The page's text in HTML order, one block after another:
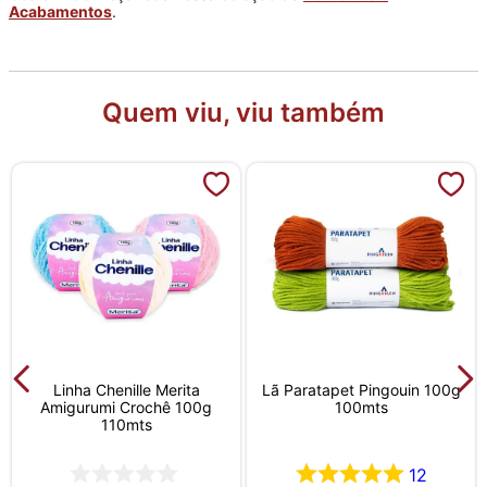
Acabamentos.
Quem viu, viu também
Linha Chenille Merita
Amigurumi Crochê 100g
110mts
Lã Paratapet Pingouin 100g
100mts
12